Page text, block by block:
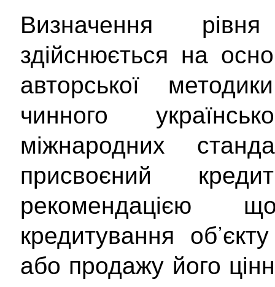
Визначення
здійснюється на
авторської
чинного
міжнародних
присвоєний
рекомендацією
кредитування
або продажу його